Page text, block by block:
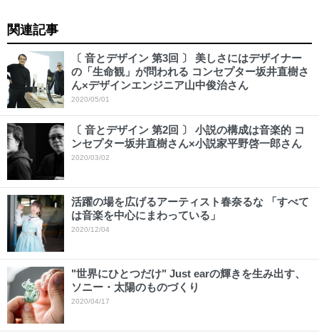
関連記事
〔 音とデザイン 第3回 〕 美しさにはデザイナー
の「生命観」が問われる コンセプター坂井直樹さ
ん×デザインエンジニア山中俊治さん
2020/05/01
〔 音とデザイン 第2回 〕 小説の構成は音楽的 コ
ンセプター坂井直樹さん×小説家平野啓一郎さん
2020/03/02
活躍の場を広げるアーティスト春奈るな 「すべて
は音楽を中心にまわっている」
2020/12/04
"世界にひとつだけ" Just earの輝きを生み出す、
ソニー・太陽のものづくり
2020/04/17